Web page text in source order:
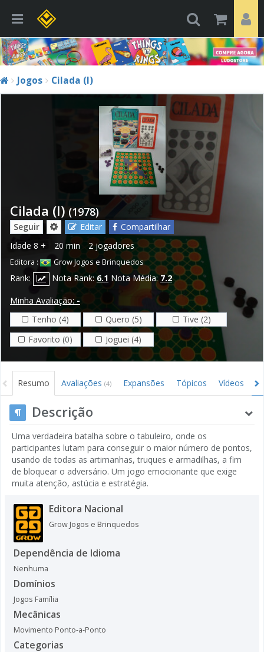
Jogos Cilada (I)
Cilada (I) (1978)
Seguir Editar
Compartilhar
Idade 8 + 20 min 2 jogadores
Editora : Grow Jogos e Brinquedos
Rank: Nota Rank:6.1 Nota Média:7.2
Minha Avaliação: -
Tenho (4)
Quero (5)
Tive (2)
Favorito (0)
Joguei (4)
Resumo Avaliações (4) Expansões Tópicos Vídeos
Descrição
Uma verdadeira batalha sobre o tabuleiro, onde os
participantes lutam para conseguir o maior número de pontos,
usando de todas as artimanhas, truques e armadilhas, a fim
de bloquear o adversário. Um jogo emocionante que exige
muita atenção, astúcia e estratégia.
Editora Nacional
Grow Jogos e Brinquedos
Dependência de Idioma
Nenhuma
Domínios
Jogos Família
Mecânicas
Movimento Ponto-a-Ponto
Categorias